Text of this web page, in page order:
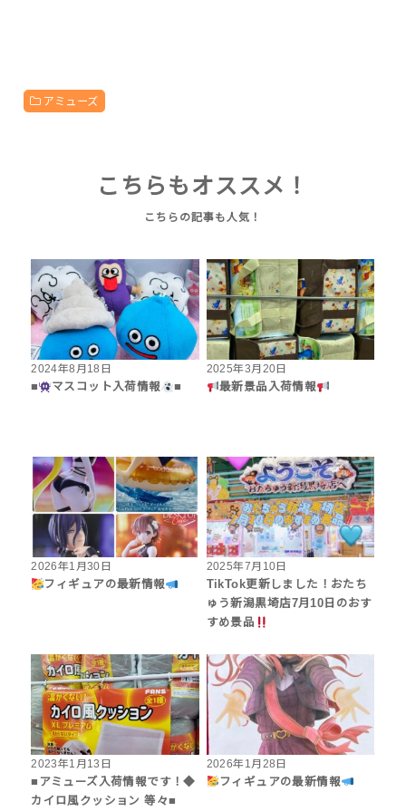
アミューズ
こちらもオススメ！
2024年8月18日
■
マスコット入荷情報 ■
2025年3月20日
最新景品入荷情報
2026年1月30日
フィギュアの最新情報
2025年7月10日
TikTok更新しました！おたち
ゅう新潟黒埼店7月10日のおす
すめ景品
2023年1月13日
■アミューズ入荷情報です！◆
カイロ風クッション 等々■
2026年1月28日
フィギュアの最新情報